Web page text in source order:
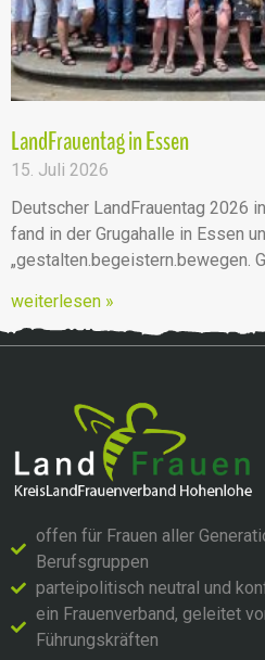
LandFrauentag in Essen
15. Juli 2026
Deutscher LandFrauentag 2026
fand in der Grugahalle in Essen
„gestalten.begeistern.bewegen.
weiterlesen »
offen für Frauen aller
Berufsgruppen
parteipolitisch neutral und
ein Frauenverband, geleitet
Führungskräften